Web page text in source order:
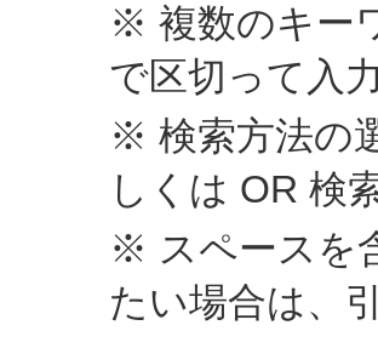
※ 複数のキー
で区切って入
※ 検索方法の
しくは OR 検
※ スペースを
たい場合は、